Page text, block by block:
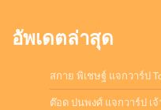
อัพเดตล่าสุด
สกาย พิเชษฐ์ แจกวาร์ป
ต๊อด ปนพงศ์ แจกวาร์ป เ